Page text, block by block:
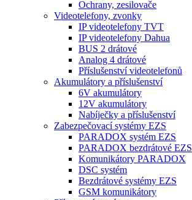
Ochrany, zesilovače
Videotelefony, zvonky
IP videotelefony TVT
IP videotelefony Dahua
BUS 2 drátové
Analog 4 drátové
Příslušenství videotelefonů
Akumulátory a příslušenství
6V akumulátory
12V akumulátory
Nabíječky a příslušenství
Zabezpečovací systémy EZS
PARADOX systém EZS
PARADOX bezdrátové EZS
Komunikátory PARADOX
DSC systém
Bezdrátové systémy EZS
GSM komunikátory